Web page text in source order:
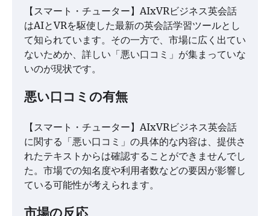
【スマート・チューター】AIxVRビジネス英会話
はAIとVRを駆使した最新の英会話学習ツールとし
て知られています。その一方で、市場に広く出てい
ないためか、詳しい「悪い口コミ」が集まっていな
いのが現状です。
悪い口コミの有無
【スマート・チューター】AIxVRビジネス英会話
に関する「悪い口コミ」の具体的な内容は、提供さ
れたテキストからは確認することができませんでし
た。市場での知名度や利用者数などの要因が影響し
ている可能性が考えられます。